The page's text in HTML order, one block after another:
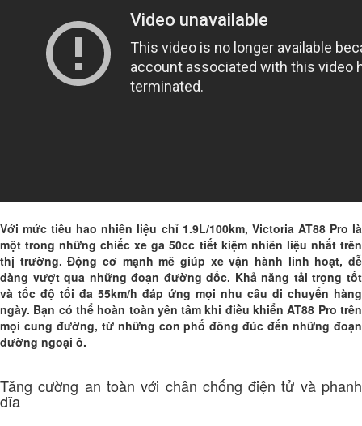
Với mức tiêu hao nhiên liệu chỉ 1.9L/100km, Victoria AT88 Pro là
một trong những chiếc xe ga 50cc tiết kiệm nhiên liệu nhất trên
thị trường. Động cơ mạnh mẽ giúp xe vận hành linh hoạt, dễ
dàng vượt qua những đoạn đường dốc. Khả năng tải trọng tốt
và tốc độ tối đa 55km/h đáp ứng mọi nhu cầu di chuyển hàng
ngày. Bạn có thể hoàn toàn yên tâm khi điều khiển AT88 Pro trên
mọi cung đường, từ những con phố đông đúc đến những đoạn
đường ngoại ô.
Tăng cường an toàn với chân chống điện tử và phanh
đĩa